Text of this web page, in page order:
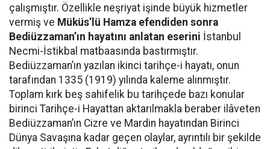
çalışmıştır. Özellikle neşriyat işinde büyük hizmetler
vermiş ve Müküs’lü Hamza efendiden sonra
Bediüzzaman’ın hayatını anlatan eserini İstanbul
Necmi-İstikbal matbaasında bastırmıştır.
Bediüzzaman’ın yazılan ikinci tarihçe-i hayatı, onun
tarafından 1335 (1919) yılında kaleme alınmıştır.
Toplam kırk beş sahifelik bu tarihçede bazı konular
birinci Tarihçe-i Hayattan aktarılmakla beraber ilâveten
Bediüzzaman’ın Cizre ve Mardin hayatından Birinci
Dünya Savaşına kadar geçen olaylar, ayrıntılı bir şekilde